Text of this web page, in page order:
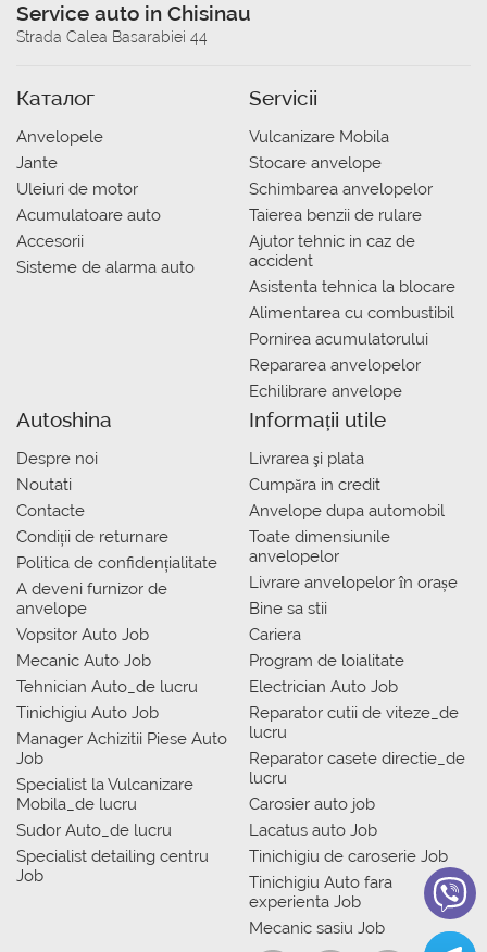
Service auto in Chisinau
Strada Calea Basarabiei 44
Каталог
Anvelopele
Jante
Uleiuri de motor
Acumulatoare auto
Accesorii
Sisteme de alarma auto
Servicii
Vulcanizare Mobila
Stocare anvelope
Schimbarea anvelopelor
Taierea benzii de rulare
Ajutor tehnic in caz de
accident
Asistenta tehnica la blocare
Alimentarea cu combustibil
Pornirea acumulatorului
Repararea anvelopelor
Echilibrare anvelope
Autoshina
Despre noi
Noutati
Contacte
Condiții de returnare
Politica de confidențialitate
A deveni furnizor de
anvelope
Vopsitor Auto Job
Mecanic Auto Job
Tehnician Auto_de lucru
Tinichigiu Auto Job
Manager Achizitii Piese Auto
Job
Specialist la Vulcanizare
Mobila_de lucru
Sudor Auto_de lucru
Specialist detailing centru
Job
Informații utile
Livrarea şi plata
Сumpăra in credit
Anvelope dupa automobil
Toate dimensiunile
anvelopelor
Livrare anvelopelor în orașe
Bine sa stii
Cariera
Program de loialitate
Electrician Auto Job
Reparator cutii de viteze_de
lucru
Reparator casete directie_de
lucru
Carosier auto job
Lacatus auto Job
Tinichigiu de caroserie Job
Tinichigiu Auto fara
experienta Job
Mecanic sasiu Job